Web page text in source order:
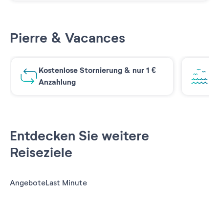
Pierre & Vacances
Kostenlose Stornierung & nur 1 €
Anzahlung
Entdecken Sie weitere
Reiseziele
AngeboteLast Minute